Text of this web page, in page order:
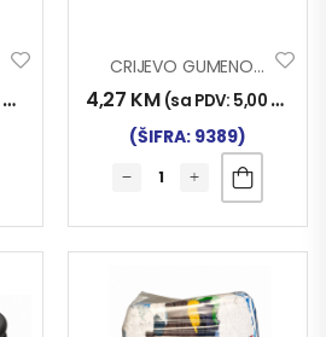
KM
CRIJEVO GUMENO 20bar Fi 5x11mm
4,27 KM (sa PDV: 5,00 KM
(ŠIFRA: 9389)